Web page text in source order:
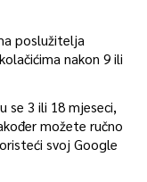
poslužitelja
nakon 9 ili
se 3 ili 18 mjeseci,
možete ručno
svoj Google